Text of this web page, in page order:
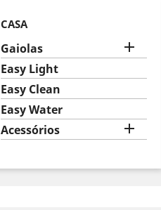
CASA
Gaiolas 
Easy Light
Easy Clean
Easy Water
Acessórios
